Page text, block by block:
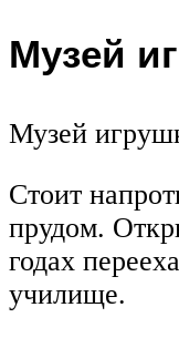
Музей
Музей
Стоит
прудом.
годах
училище.